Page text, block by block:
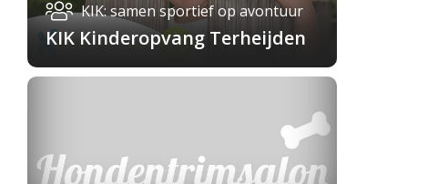
KIK: samen sportief op avontuur
KIK Kinderopvang Terheijden